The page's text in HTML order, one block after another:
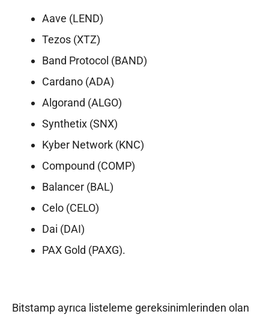
Aave (LEND)
Tezos (XTZ)
Band Protocol (BAND)
Cardano (ADA)
Algorand (ALGO)
Synthetix (SNX)
Kyber Network (KNC)
Compound (COMP)
Balancer (BAL)
Celo (CELO)
Dai (DAI)
PAX Gold (PAXG).
Bitstamp ayrıca listeleme gereksinimlerinden olan